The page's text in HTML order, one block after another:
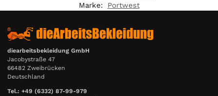
Marke:
Portwest
diearbeitsbekleidung GmbH
Jacobystraße 47
66482 Zweibrücken
Deutschland
Tel.: +49 (6332) 87-99-979